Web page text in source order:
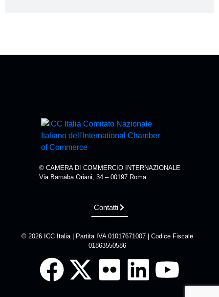
© CAMERA DI COMMERCIO INTERNAZIONALE
Via Barnaba Oriani, 34 – 00197 Roma
Contatti
© 2026 ICC Italia | Partita IVA 01017671007 | Codice Fiscale
01863550586